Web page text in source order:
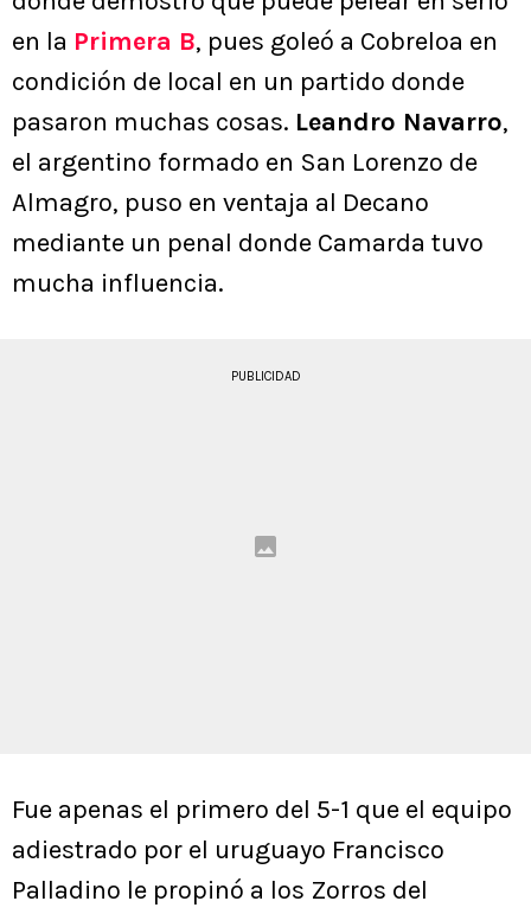
en la Primera B, pues goleó a Cobreloa en
condición de local en un partido donde
pasaron muchas cosas. Leandro Navarro,
el argentino formado en San Lorenzo de
Almagro, puso en ventaja al Decano
mediante un penal donde Camarda tuvo
mucha influencia.
PUBLICIDAD
Fue apenas el primero del 5-1 que el equipo
adiestrado por el uruguayo Francisco
Palladino le propinó a los Zorros del